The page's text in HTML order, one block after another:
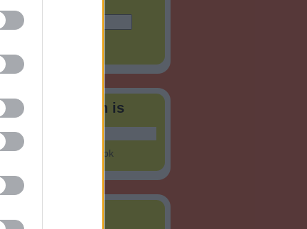
a Facebookon is
Hungary on Facebook